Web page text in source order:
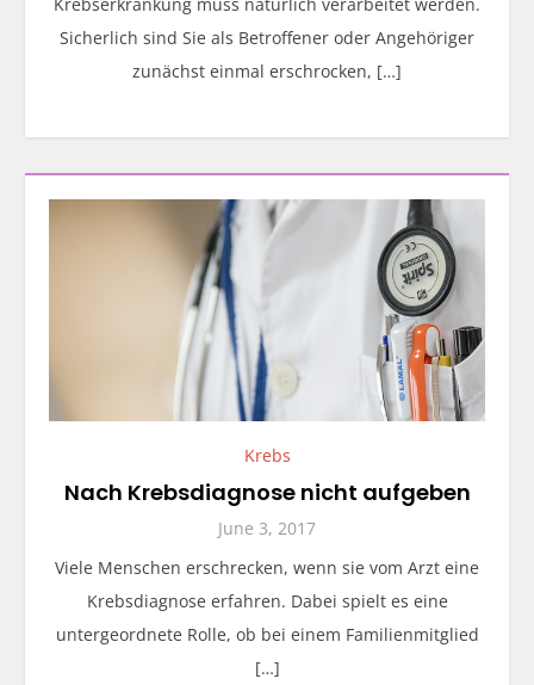
Sicherlich sind Sie als Betroffener oder Angehöriger
zunächst einmal erschrocken, […]
Krebs
Nach Krebsdiagnose nicht aufgeben
June 3, 2017
Viele Menschen erschrecken, wenn sie vom Arzt eine
Krebsdiagnose erfahren. Dabei spielt es eine
untergeordnete Rolle, ob bei einem Familienmitglied
[…]